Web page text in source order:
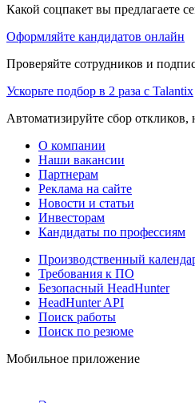
Какой соцпакет вы предлагаете
Оформляйте кандидатов онлайн
Проверяйте сотрудников и
Ускорьте подбор в 2 раза с Talantix
Автоматизируйте сбор откликов,
О компании
Наши вакансии
Партнерам
Реклама на сайте
Новости и статьи
Инвесторам
Кандидаты по профессиям
Производственный
Требования к ПО
Безопасный HeadHunter
HeadHunter API
Поиск работы
Поиск по резюме
Мобильное приложение